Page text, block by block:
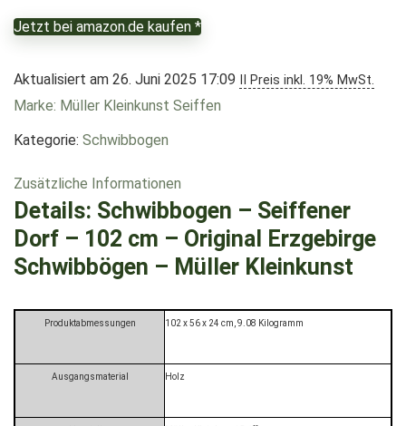
Jetzt bei amazon.de kaufen *
Aktualisiert am 26. Juni 2025 17:09 II Preis inkl. 19% MwSt.
Marke: Müller Kleinkunst Seiffen
Kategorie: Schwibbogen
Zusätzliche Informationen
Details: Schwibbogen – Seiffener
Dorf – 102 cm – Original Erzgebirge
Schwibbögen – Müller Kleinkunst
Produktabmessungen ‎102 x 56 x 24 cm, 9.08 Kilogramm
Ausgangsmaterial ‎Holz